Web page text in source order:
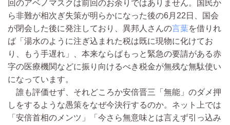
回のアベノマスクは前回のお余りではありません。国民か
ら非難が相次ぎ失策が明らかになった後の6月22日、国会
が閉会した後に発注しており、異邦人さんの言葉を借りれ
ば「湯水のように注ぎ込まれた税は既に現物に化けてお
り、もう手遅れ」、本来ならばもっと緊急の要請がある赤
字の医療機関などに振り向けるべき税金が無残な無駄使い
になっています。
誰も評価せず、それどころか安倍晋三「無能」のダメ押
しをするような愚策をなぜ今決行するのか。ネット上では
「安倍首相のメンツ」「今さら無意味とは言えず引っ込み